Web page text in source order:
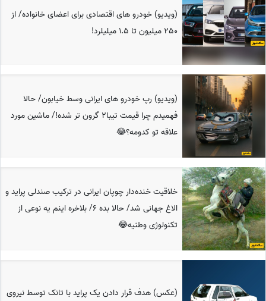
(ویدیو) خودرو های اقتصادی برای اعضای خانواده/ از
250 میلیون تا 1.5 میلیلرد!
(ویدیو) رپ خودرو های ایرانی وسط خیابون/ حالا
فهمیدم چرا قیمت تیبا2 گرون تر شده!/ ماشین مورد
علاقه تو کدومه؟😂
خلاقیت خنده‌دار چوپان ایرانی در ترکیب صندلی پراید و
الاغ جهانی شد/ حالا بده 6/ بلاخره اینم یه نوعی از
تکنولوژی وطنیه😂
(عکس) هدف قرار دادن یک پراید با تانک توسط نیروی